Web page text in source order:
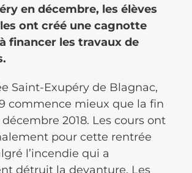
en décembre, les élèves
ont créé une cagnotte
financer les travaux de
Saint-Exupéry de Blagnac,
commence mieux que la fin
2018. Les cours ont
pour cette rentrée
l’incendie qui a
détruit la devanture. Les